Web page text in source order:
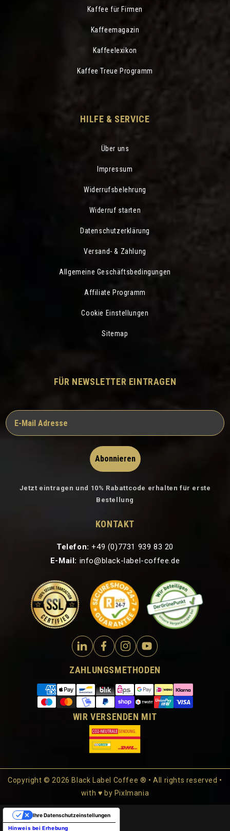
Kaffee für Firmen
Kaffeemagazin
Kaffeelexikon
Kaffee Treue Programm
HILFE & SERVICE
Über uns
Impressum
Widerrufsbelehrung
Widerruf starten
Datenschutzerklärung
Versand- & Zahlung
Allgemeine Geschäftsbedingungen
Affiliate Programm
Cookie Einstellungen
Sitemap
FÜR NEWSLETTER EINTRAGEN
Abonnieren
Jetzt eintragen und 10% Rabattcode erhalten für erste
Bestellung
KONTAKT
Telefon: +49 (0)7731 939 83 20
E-Mail: info@black-label-coffee.de
ZAHLUNGSMETHODEN
WIR VERSENDEN MIT
Copyright © 2026 Black Label Coffee ® • All rights reserved •
with ♥ by Pixlmania
Hinweis bei Erhebung
Ihre Datenschutzeinstellungen